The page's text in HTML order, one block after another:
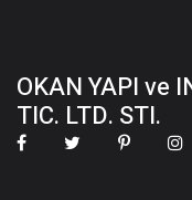
OKAN YAPI ve
TIC. LTD. STI.